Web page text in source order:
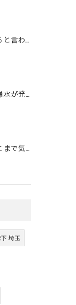
床下にカビがあると言われた…本当に全部防カビ工事が必要ですか？
賃貸住宅で階上漏水が発生したら、防カビ工事までが初期対応です
部屋の臭いはどこまで気になりますか？プレモ独自の臭気基準をご紹介します
埼玉